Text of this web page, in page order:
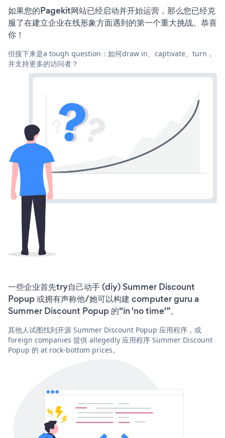
如果您的Pagekit网站已经启动并开始运营，那么您已经克
服了在建立企业在线形象方面遇到的第一个重大挑战。恭喜
你！
但接下来是a tough question：如何draw in、captivate、turn，
并支持更多的访问者？
一些企业首先try自己动手 (diy) Summer Discount
Popup 或拥有声称他/她可以构建 computer guru a
Summer Discount Popup 的“in 'no time'”。
其他人试图找到开源 Summer Discount Popup 应用程序，或
foreign companies 提供 allegedly 应用程序 Summer Discount
Popup 的 at rock-bottom prices。